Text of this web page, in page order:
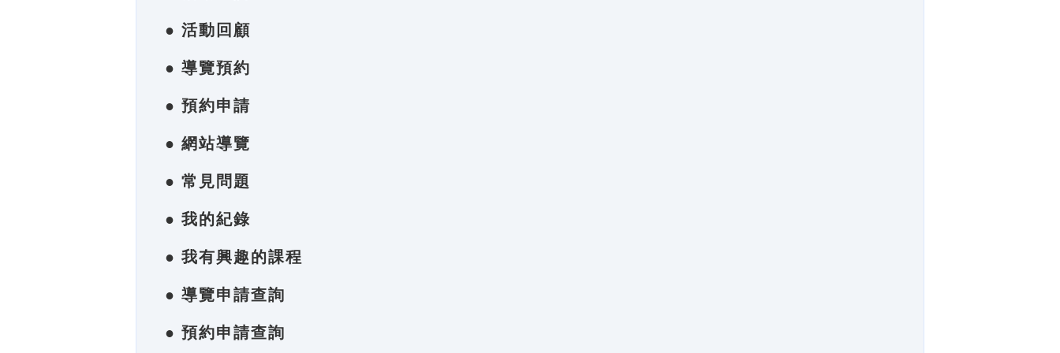
● 活動回顧
● 導覽預約
● 預約申請
● 網站導覽
● 常見問題
● 我的紀錄
● 我有興趣的課程
● 導覽申請查詢
● 預約申請查詢